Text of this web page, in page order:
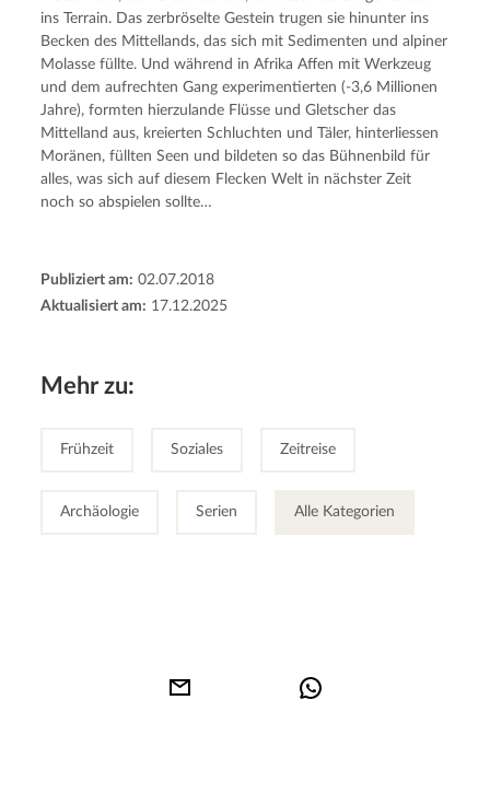
ins Terrain. Das zerbröselte Gestein trugen sie hinunter ins
Becken des Mittellands, das sich mit Sedimenten und alpiner
Molasse füllte. Und während in Afrika Affen mit Werkzeug
und dem aufrechten Gang experimentierten (-3,6 Millionen
Jahre), formten hierzulande Flüsse und Gletscher das
Mittelland aus, kreierten Schluchten und Täler, hinterliessen
Moränen, füllten Seen und bildeten so das Bühnenbild für
alles, was sich auf diesem Flecken Welt in nächster Zeit
noch so abspielen sollte…
Publiziert am: 02.07.2018
Aktualisiert am: 17.12.2025
Mehr zu:
Frühzeit Soziales Zeitreise
Archäologie Serien Alle Kategorien